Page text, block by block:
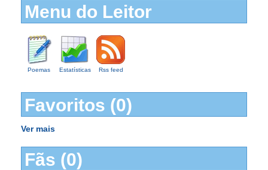
Menu do Leitor
Poemas Estatísticas Rss feed
Favoritos (0)
Ver mais
Fãs (0)